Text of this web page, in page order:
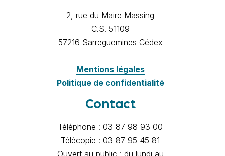
2, rue du Maire Massing
C.S. 51109
57216 Sarreguemines Cédex
Mentions légales
Politique de confidentialité
Contact
Téléphone : 03 87 98 93 00
Télécopie : 03 87 95 45 81